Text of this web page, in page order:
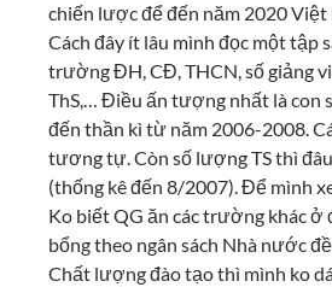
chiến lược để đến năm 2020 Việt
Cách đây ít lâu mình đọc một tập
trường ĐH, CĐ, THCN, số giảng
ThS,… Điều ấn tượng nhất là
đến thần kì từ năm 2006-2008.
tương tự. Còn số lượng TS thì
(thống kê đến 8/2007). Để mình
Ko biết QG ăn các trường khác ở
bổng theo ngân sách Nhà nước
Chất lượng đào tạo thì mình ko